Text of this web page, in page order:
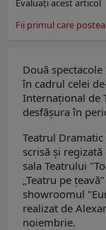
Evaluaţi acest articol
Fii primul care
Două
în cadrul celei
Internaţional de
desfăşura în
Teatrul
scrisă şi
sala Teatrului
„Teatru pe
showroomul
realizat de
noiembrie.